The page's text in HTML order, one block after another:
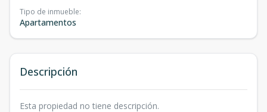
Tipo de inmueble:
Apartamentos
Descripción
Esta propiedad no tiene descripción.